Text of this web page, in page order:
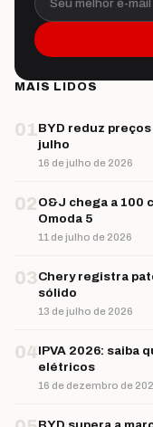
MAIS LIDOS
01BYD reduz
julho
16 de julho de 2026
02 O&J chega a 100
Omoda 5
11 de julho de 2026
03Chery registra
sólido
13 de julho de 2026
04IPVA 2026: saiba
elétricos
16 de dezembro de